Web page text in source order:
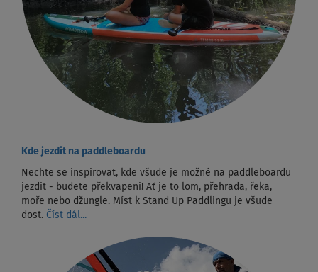
Kde jezdit na paddleboardu
Nechte se inspirovat, kde všude je možné na paddleboardu
jezdit - budete překvapeni! Ať je to lom, přehrada, řeka,
moře nebo džungle. Míst k Stand Up Paddlingu je všude
dost. Číst dál...